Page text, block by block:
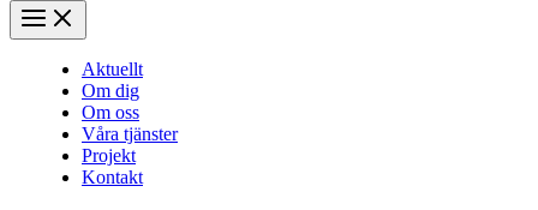
Aktuellt
Om dig
Om oss
Våra tjänster
Projekt
Kontakt